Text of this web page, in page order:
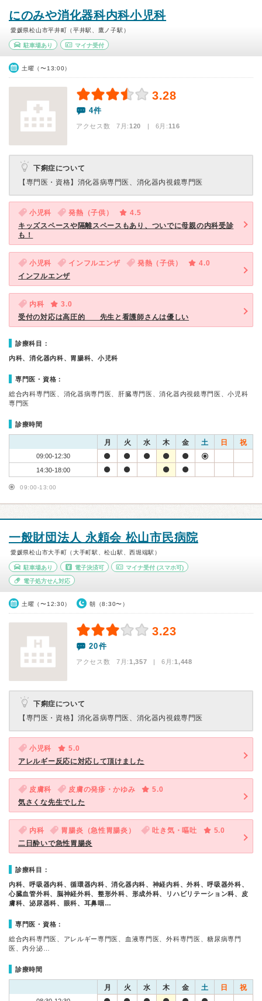
にのみや消化器科内科小児科
愛媛県松山市平井町（平井駅、鷹ノ子駅）
駐車場あり マイナ受付
土曜（〜13:00）
3.28
4件
アクセス数 7月:120 | 6月:116
下痢症について
【専門医・資格】 消化器病専門医、消化器内視鏡専門医
小児科 発熱（子供）
4.5
キッズスペースや隔離スペースもあり、ついでに母親の内科受診
も！
小児科 インフルエンザ 発熱（子供）
4.0
インフルエンザ
内科
3.0
受付の対応は高圧的 先生と看護師さんは優しい
診療科目：
内科、消化器内科、胃腸科、小児科
専門医・資格：
総合内科専門医、消化器病専門医、肝臓専門医、消化器内視鏡専門医、小児科
専門医
診療時間
月 火 水 木 金 土 日 祝
09:00-12:30
14:30-18:00
09:00-13:00
一般財団法人 永頼会 松山市民病院
愛媛県松山市大手町（大手町駅、松山駅、西堀端駅）
駐車場あり 電子決済可 マイナ受付 (スマホ可)
電子処方せん対応
土曜（〜12:30） 朝（8:30〜）
3.23
20件
アクセス数 7月:1,357 | 6月:1,448
下痢症について
【専門医・資格】 消化器病専門医、消化器内視鏡専門医
小児科
5.0
アレルギー反応に対応して頂けました
皮膚科 皮膚の発疹・かゆみ
5.0
気さくな先生でした
内科 胃腸炎（急性胃腸炎） 吐き気・嘔吐
5.0
二日酔いで急性胃腸炎
診療科目：
内科、呼吸器内科、循環器内科、消化器内科、神経内科、外科、呼吸器外科、
心臓血管外科、脳神経外科、整形外科、形成外科、リハビリテーション科、皮
膚科、泌尿器科、眼科、耳鼻咽…
専門医・資格：
総合内科専門医、アレルギー専門医、血液専門医、外科専門医、糖尿病専門
医、内分泌…
診療時間
月 火 水 木 金 土 日 祝